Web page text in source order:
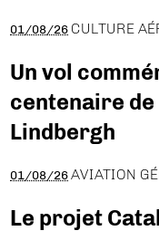
01/08/26 CULTURE
Un vol
centenaire
Lindbergh
01/08/26 AVIATION
Le projet